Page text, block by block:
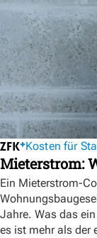
Kosten für
Mieterstrom:
Ein Mieterstrom-
Jahre. Was das
es ist mehr als der